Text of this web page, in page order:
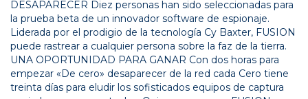
DESAPARECER Diez personas han sido seleccionadas para
la prueba beta de un innovador software de espionaje.
Liderada por el prodigio de la tecnología Cy Baxter, FUSION
puede rastrear a cualquier persona sobre la faz de la tierra.
UNA OPORTUNIDAD PARA GANAR Con dos horas para
empezar «De cero» desaparecer de la red cada Cero tiene
treinta días para eludir los sofisticados equipos de captura